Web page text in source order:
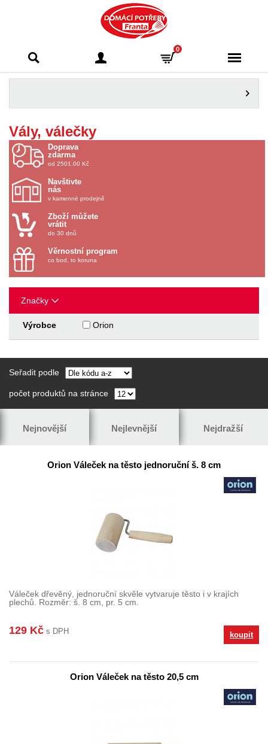
Franta - Příbram
0
Vály, válečky
Doprava
zdarma
od 2501.00 Kč
Navštivte
nás
v kamenné prodejně
Zboží můžete
vrátit
do 30 dnů
Věrnostní program
co bod, to koruna
Značky
Výrobce Orion
Seřadit podle
počet produktů na stránce
Nejnovější Nejlevnější Nejdražší
Orion Váleček na těsto jednoruční š. 8 cm
Váleček dřevěný, jednoruční skvěle vytvaruje těsto i v krajích
plechů. Rozměr: š. 8 cm, pr. 5 cm.
129 Kč s DPH koupit
Orion Váleček na těsto 20,5 cm